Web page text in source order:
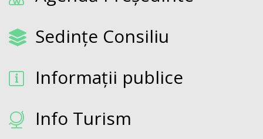
Sedințe Consiliu
Informații publice
Info Turism